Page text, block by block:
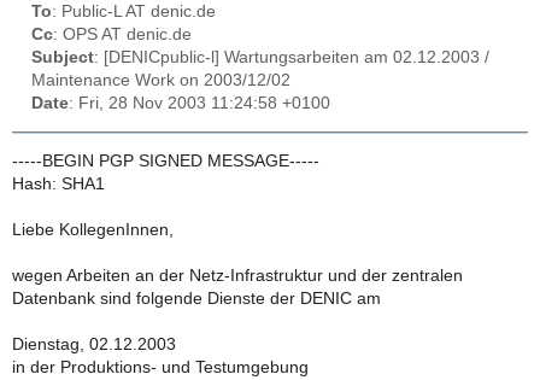
To: Public-L AT denic.de
Cc: OPS AT denic.de
Subject: [DENICpublic-l] Wartungsarbeiten am 02.12.2003 /
Maintenance Work on 2003/12/02
Date: Fri, 28 Nov 2003 11:24:58 +0100
-----BEGIN PGP SIGNED MESSAGE-----
Hash: SHA1
Liebe KollegenInnen,
wegen Arbeiten an der Netz-Infrastruktur und der zentralen
Datenbank sind folgende Dienste der DENIC am
Dienstag, 02.12.2003
in der Produktions- und Testumgebung